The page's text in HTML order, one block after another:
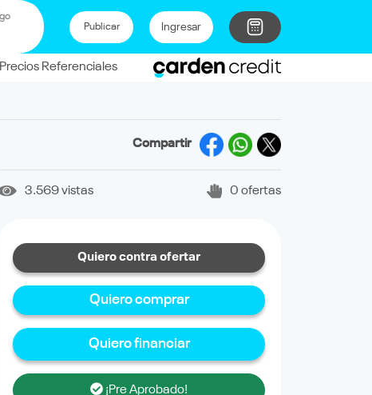
Publicar Ingresar
Precios Referenciales
Compartir
3.569 vistas 0 ofertas
Quiero contra ofertar
Quiero comprar
Quiero financiar
¡Pre Aprobado!